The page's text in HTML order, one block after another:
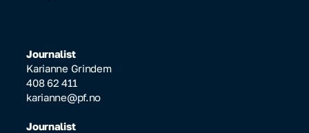
Journalist
Karianne Grindem
408 62 411
karianne@pf.no
Journalist